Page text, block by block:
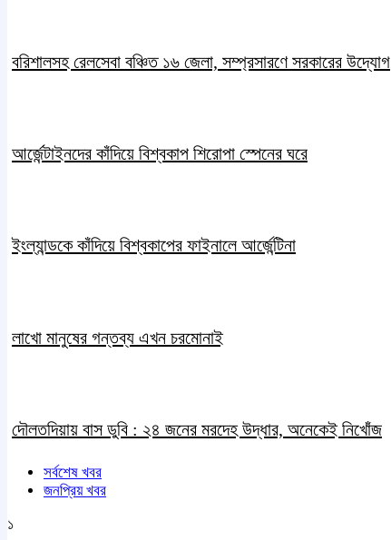
বরিশালসহ রেলসেবা বঞ্চিত ১৬ জেলা, সম্প্রসারণে সরকারের উদ্যোগ
আর্জেন্টাইনদের কাঁদিয়ে বিশ্বকাপ শিরোপা স্পেনের ঘরে
ইংল্যান্ডকে কাঁদিয়ে বিশ্বকাপের ফাইনালে আর্জেন্টিনা
লাখো মানুষের গন্তব্য এখন চরমোনাই
দৌলতদিয়ায় বাস ডুবি : ২৪ জনের মরদেহ উদ্ধার, অনেকেই নিখোঁজ
সর্বশেষ খবর
জনপ্রিয় খবর
১